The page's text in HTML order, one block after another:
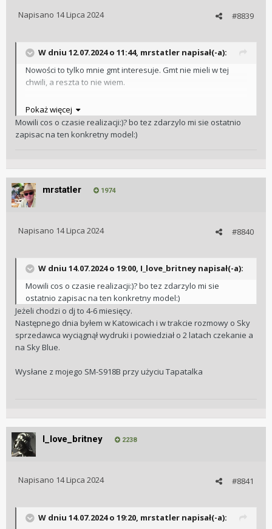
#8839
Napisano 14 Lipca 2024
W dniu 12.07.2024 o 11:44, mrstatler napisał(-a):
Nowości to tylko mnie gmt interesuje. Gmt nie mieli w tej
chwili, a reszta to nie wiem.
Wysłane z mojego SM-S918B przy użyciu Tapatalka
Pokaż więcej
Mowili cos o czasie realizacji:)? bo tez zdarzylo mi sie ostatnio
zapisac na ten konkretny model:)
mrstatler 1974
#8840
Napisano 14 Lipca 2024
W dniu 14.07.2024 o 19:00, I_love_britney napisał(-a):
Mowili cos o czasie realizacji:)? bo tez zdarzylo mi sie
ostatnio zapisac na ten konkretny model:)
Jeżeli chodzi o dj to 4-6 miesięcy.
Następnego dnia byłem w Katowicach i w trakcie rozmowy o Sky
sprzedawca wyciągnął wydruki i powiedział o 2 latach czekanie a
na Sky Blue.
Wysłane z mojego SM-S918B przy użyciu Tapatalka
I_love_britney 2238
#8841
Napisano 14 Lipca 2024
W dniu 14.07.2024 o 19:20, mrstatler napisał(-a):